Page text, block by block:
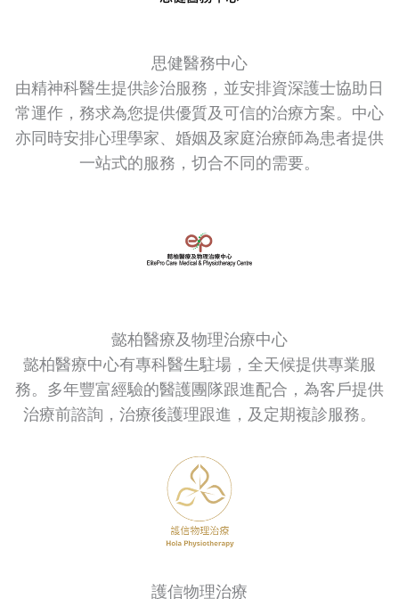
思健醫務中心
由精神科醫生提供診治服務，並安排資深護士協助日
常運作，務求為您提供優質及可信的治療方案。中心
亦同時安排心理學家、婚姻及家庭治療師為患者提供
一站式的服務，切合不同的需要。
懿柏醫療及物理治療中心
懿柏醫療中心有專科醫生駐場，全天候提供專業服
務。多年豐富經驗的醫護團隊跟進配合，為客戶提供
治療前諮詢，治療後護理跟進，及定期複診服務。
護信物理治療